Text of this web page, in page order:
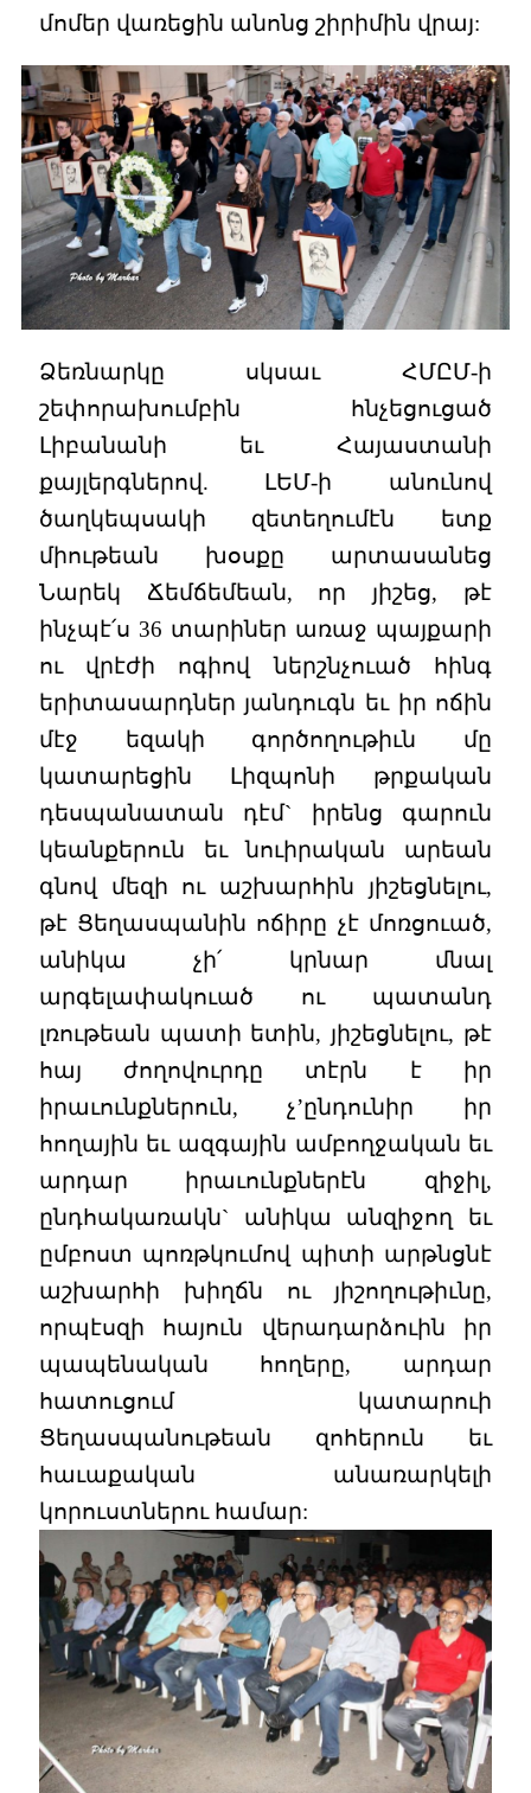
մոմեր վառեցին անոնց շիրիմին վրայ:
Ձեռնարկը սկսաւ ՀՄԸՄ-ի
շեփորախումբին հնչեցուցած
Լիբանանի եւ Հայաստանի
քայլերգներով. ԼԵՄ-ի անունով
ծաղկեպսակի զետեղումէն ետք
միութեան խօսքը արտասանեց
Նարեկ Ճեմճեմեան, որ յիշեց, թէ
ինչպէ՛ս 36 տարիներ առաջ պայքարի
ու վրէժի ոգիով ներշնչուած հինգ
երիտասարդներ յանդուգն եւ իր ոճին
մէջ եզակի գործողութիւն մը
կատարեցին Լիզպոնի թրքական
դեսպանատան դէմ` իրենց գարուն
կեանքերուն եւ նուիրական արեան
գնով մեզի ու աշխարհին յիշեցնելու,
թէ Ցեղասպանին ոճիրը չէ մոռցուած,
անիկա չի՛ կրնար մնալ
արգելափակուած ու պատանդ
լռութեան պատի ետին, յիշեցնելու, թէ
հայ ժողովուրդը տէրն է իր
իրաւունքներուն, չ’ընդունիր իր
հողային եւ ազգային ամբողջական եւ
արդար իրաւունքներէն զիջիլ,
ընդհակառակն` անիկա անզիջող եւ
ըմբոստ պոռթկումով պիտի արթնցնէ
աշխարհի խիղճն ու յիշողութիւնը,
որպէսզի հայուն վերադարձուին իր
պապենական հողերը, արդար
հատուցում կատարուի
Ցեղասպանութեան զոհերուն եւ
հաւաքական անառարկելի
կորուստներու համար: